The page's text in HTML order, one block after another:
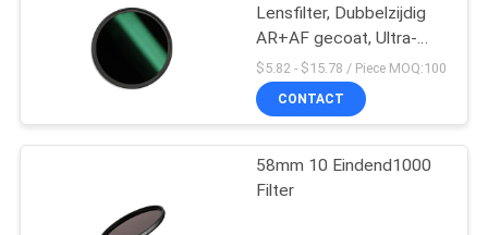
KWALITEITSCONTROLE
CONTACTEER
ONS
VERZOEK
Lensfilter, Dubbelzijdig
AR+AF gecoat, Ultra-
Slim Neutral Density
Camera Lens Exposure
Filter
$5.82 - $15.78 / Piece MOQ:100
CONTACT
58mm 10 Eindend1000
Filter